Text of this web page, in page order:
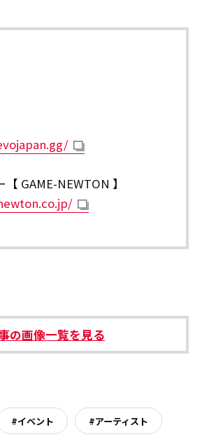
GAME-NEWTON 】
の画像一覧を見る
#イベント #アーティスト